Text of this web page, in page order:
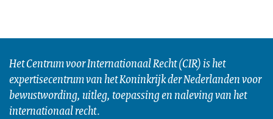
Het Centrum voor Internationaal Recht (CIR) is het
expertisecentrum van het Koninkrijk der Nederlanden voor
bewustwording, uitleg, toepassing en naleving van het
internationaal recht.